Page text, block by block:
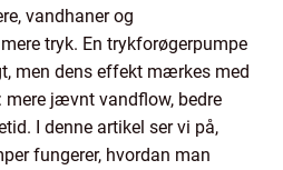
vandhaner og
tryk. En trykforøgerpumpe
men dens effekt mærkes med
mere jævnt vandflow, bedre
I denne artikel ser vi på,
fungerer, hvordan man